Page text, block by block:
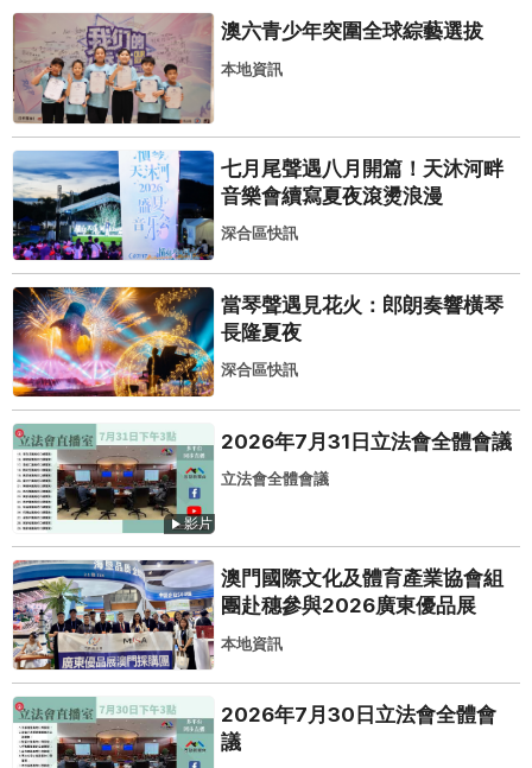
澳六青少年突圍全球綜藝選拔
本地資訊
七月尾聲遇八月開篇！天沐河畔
音樂會續寫夏夜滾燙浪漫
深合區快訊
當琴聲遇見花火：郎朗奏響橫琴
長隆夏夜
深合區快訊
影片
2026年7月31日立法會全體會議
立法會全體會議
澳門國際文化及體育產業協會組
團赴穗參與2026廣東優品展
本地資訊
2026年7月30日立法會全體會
議